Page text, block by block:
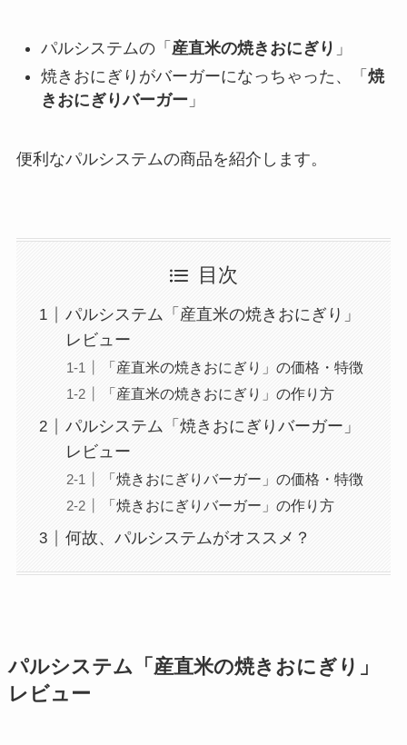
パルシステムの「 産直米の焼きおにぎり 」
焼きおにぎりがバーガーになっちゃった、「 焼
きおにぎりバーガー 」
便利なパルシステムの商品を紹介します。
目次
パルシステム「産直米の焼きおにぎり」
レビュー
「産直米の焼きおにぎり」の価格・特徴
「産直米の焼きおにぎり」の作り方
パルシステム「焼きおにぎりバーガー」
レビュー
「焼きおにぎりバーガー」の価格・特徴
「焼きおにぎりバーガー」の作り方
何故、パルシステムがオススメ？
パルシステム「産直米の焼きおにぎり」
レビュー